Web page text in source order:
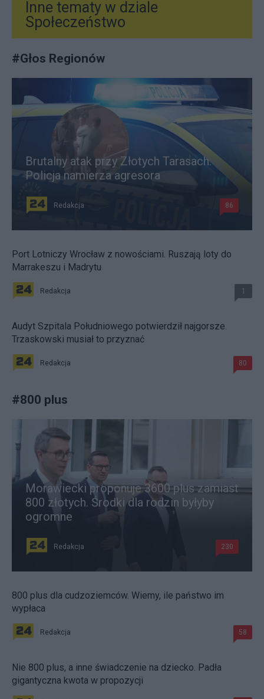
Inne tematy w dziale
Społeczeństwo
#Głos Regionów
Brutalny atak przy Złotych Tarasach.
Policja namierza agresora
Redakcja 86
Port Lotniczy Wrocław z nowościami. Ruszają loty do
Marrakeszu i Madrytu
Redakcja 1
Audyt Szpitala Południowego potwierdził najgorsze.
Trzaskowski musiał to przyznać
Redakcja 80
#800 plus
Morawiecki proponuje 3600 plus zamiast
800 złotych. Środki dla rodzin byłyby
ogromne
Redakcja 230
800 plus dla cudzoziemców. Wiemy, ile państwo im
wypłaca
Redakcja 58
Nie 800 plus, a inne świadczenie na dziecko. Padła
gigantyczna kwota w propozycji